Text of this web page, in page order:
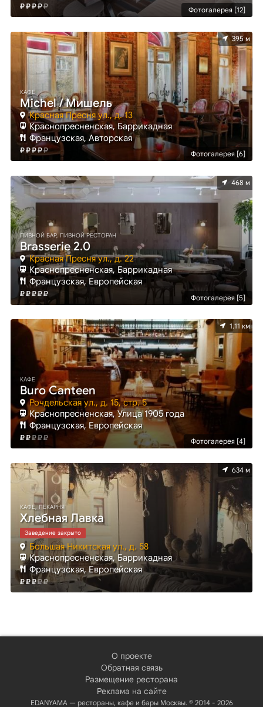
Фотогалерея [12]
Фотогалерея [6]
395 м
КАФЕ
Michel / Мишель
Красная Пресня ул., д. 13
Краснопресненская, Баррикадная
Французская, Авторская
Фотогалерея [5]
468 м
ПИВНОЙ БАР, ПИВНОЙ РЕСТОРАН
Brasserie 2.0
Красная Пресня ул., д. 22
Краснопресненская, Баррикадная
Французская, Европейская
Фотогалерея [4]
1.11 км
КАФЕ
Buro Canteen
Рочдельская ул., д. 15, стр. 5
Краснопресненская, Улица 1905 года
Французская, Европейская
634 м
КАФЕ, ПЕКАРНЯ
Хлебная Лавка
Заведение закрыто
Большая Никитская ул., д. 58
Краснопресненская, Баррикадная
Французская, Европейская
О проекте
Обратная связь
Размещение ресторана
Реклама на сайте
EDANYAMA — рестораны, кафе и бары Москвы. © 2014 - 2026